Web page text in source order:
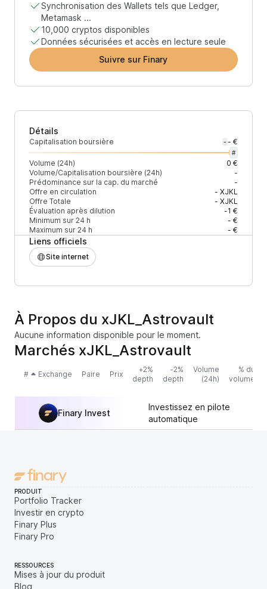
Synchronisation des Wallets tels que Ledger,
Metamask ...
10,000 cryptos disponibles
Données sécurisées et accès en lecture seule
Suivre sur Finary
Détails
Capitalisation boursière - - €
#
Volume (24h)
0 €
Volume/Capitalisation boursière (24h)
-
Prédominance sur la cap. du marché
-
Offre en circulation
- XJKL
Offre Totale
- XJKL
Évaluation après dilution
-1 €
Minimum sur 24 h
- €
Maximum sur 24 h
- €
Liens officiels
Site internet
À Propos du xJKL_Astrovault
Aucune information disponible pour le moment.
Marchés xJKL_Astrovault
# Exchange Paire Prix
+2%
depth
-2%
depth
Volume
(24h)
% du
volume
Finary Invest
Investissez en pilote
automatique
PRODUIT
Portfolio Tracker
Investir en crypto
Finary Plus
Finary Pro
RESSOURCES
Mises à jour du produit
Blog